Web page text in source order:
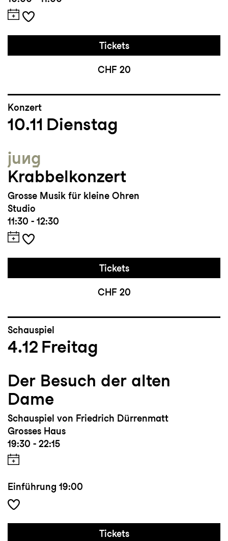
Tickets
CHF 20
Konzert
10.11 Dienstag
jung
Krabbelkonzert
Grosse Musik für kleine Ohren
Studio
11:30 - 12:30
Tickets
CHF 20
Schauspiel
4.12 Freitag
Der Besuch der alten
Dame
Schauspiel von Friedrich Dürrenmatt
Grosses Haus
19:30 - 22:15
Einführung 19:00
Tickets